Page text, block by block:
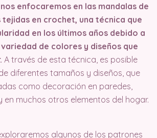
enfocaremos en las mandalas de
en crochet, una técnica que
en los últimos años debido a
de colores y diseños que
A través de esta técnica, es posible
diferentes tamaños y diseños, que
como decoración en paredes,
en muchos otros elementos del hogar.
algunos de los patrones